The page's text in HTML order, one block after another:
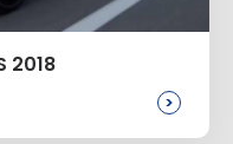
2018
>